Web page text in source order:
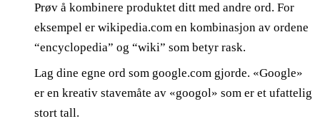
Prøv å kombinere produktet ditt med andre ord. For
eksempel er wikipedia.com en kombinasjon av ordene
“encyclopedia” og “wiki” som betyr rask.
Lag dine egne ord som google.com gjorde. «Google»
er en kreativ stavemåte av «googol» som er et ufattelig
stort tall.